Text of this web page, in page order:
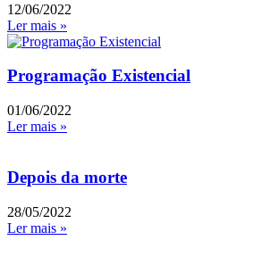
12/06/2022
Ler mais »
Programação Existencial
01/06/2022
Ler mais »
Depois da morte
28/05/2022
Ler mais »